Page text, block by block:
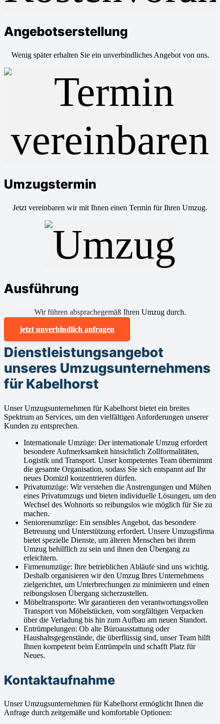
Angebotserstellung
Wenig später erhalten Sie ein unverbindliches Angebot von uns.
Umzugstermin
Jetzt vereinbaren wir mit Ihnen einen Termin für Ihren Umzug.
Ausführung
Wir führen absprachegemäß Ihren Umzug durch.
jetzt unverbindlich anfragen
Dienstleistungsangebot
unseres Umzugsunternehmens
für Kabelhorst
Unser Umzugsunternehmen für Kabelhorst bietet ein breites
Spektrum an Services, um den vielfältigen Anforderungen unserer
Kunden zu entsprechen.
Internationale Umzüge: Der internationale Umzug erfordert
besondere Aufmerksamkeit hinsichtlich Zollformalitäten,
Logistik und Transport. Unser kompetentes Team übernimmt
die gesamte Organisation, sodass Sie sich entspannt auf Ihr
neues Domizil konzentrieren dürfen.
Privatumzüge: Wir verstehen die Anstrengungen und Mühen
eines Privatumzugs und bieten individuelle Lösungen, um den
Wechsel des Wohnorts so reibungslos wie möglich für Sie zu
machen.
Seniorenumzüge: Ein sensibles Angebot, das besondere
Betreuung und Unterstützung erfordert. Unsere Umzugsfirma
bietet spezielle Dienste, um älteren Menschen bei ihrem
Umzug behilflich zu sein und ihnen den Übergang zu
erleichtern.
Firmenumzüge: Ihre betrieblichen Abläufe sind uns wichtig.
Deshalb organisieren wir den Umzug Ihres Unternehmens
zielgerichtet, um Unterbrechungen zu minimieren und einen
reibungslosen Übergang sicherzustellen.
Möbeltransporte: Wir garantieren den verantwortungsvollen
Transport von Möbelstücken, vom sorgfältigen Verpacken
über die Verladung bis hin zum Aufbau am neuen Standort.
Entrümpelungen: Ob alte Büroausstattung oder
Haushaltsgegenstände, die überflüssig sind, unser Team hilft
Ihnen kompetent beim Entrümpeln und schafft Platz für
Neues.
Kontaktaufnahme
Unser Umzugsunternehmen für Kabelhorst ermöglicht Ihnen die
Anfrage durch zeitgemäße und komfortable Optionen: